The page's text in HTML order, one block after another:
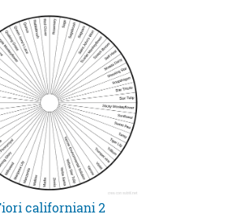
californiani 2